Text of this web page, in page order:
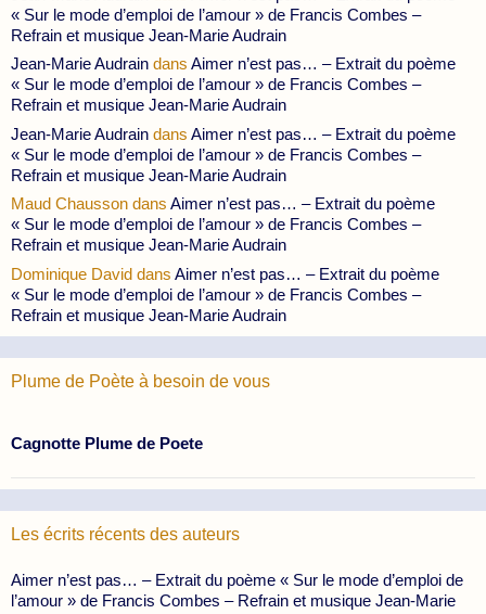
« Sur le mode d’emploi de l’amour » de Francis Combes –
Refrain et musique Jean-Marie Audrain
Jean-Marie Audrain dans Aimer n’est pas… – Extrait du poème
« Sur le mode d’emploi de l’amour » de Francis Combes –
Refrain et musique Jean-Marie Audrain
Jean-Marie Audrain dans Aimer n’est pas… – Extrait du poème
« Sur le mode d’emploi de l’amour » de Francis Combes –
Refrain et musique Jean-Marie Audrain
Maud Chausson dans Aimer n’est pas… – Extrait du poème
« Sur le mode d’emploi de l’amour » de Francis Combes –
Refrain et musique Jean-Marie Audrain
Dominique David dans Aimer n’est pas… – Extrait du poème
« Sur le mode d’emploi de l’amour » de Francis Combes –
Refrain et musique Jean-Marie Audrain
Plume de Poète à besoin de vous
Cagnotte Plume de Poete
Les écrits récents des auteurs
Aimer n’est pas… – Extrait du poème « Sur le mode d’emploi de
l’amour » de Francis Combes – Refrain et musique Jean-Marie